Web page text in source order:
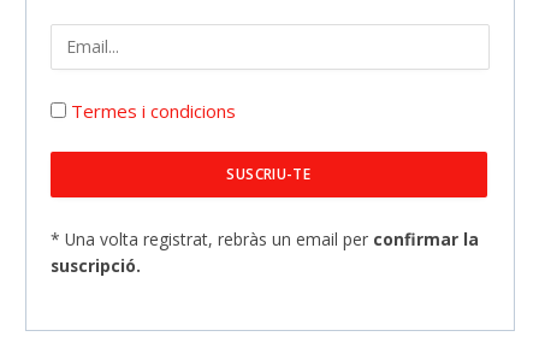
Termes i condicions
* Una volta registrat, rebràs un email per confirmar la
suscripció.